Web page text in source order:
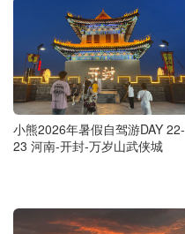
小熊2026年暑假自驾游DAY 22-
23 河南-开封-万岁山武侠城